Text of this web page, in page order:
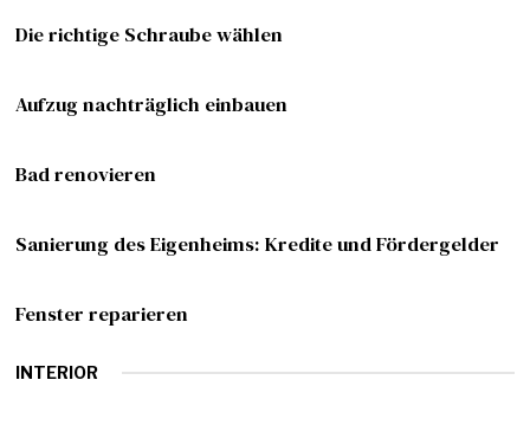
Die richtige Schraube wählen
Aufzug nachträglich einbauen
Bad renovieren
Sanierung des Eigenheims: Kredite und Fördergelder
Fenster reparieren
INTERIOR